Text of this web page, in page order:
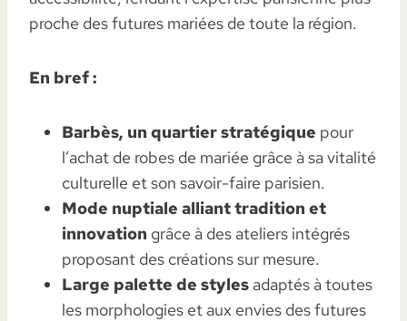
proche des futures mariées de toute la région.
En bref :
Barbès, un quartier stratégique pour
l’achat de robes de mariée grâce à sa vitalité
culturelle et son savoir-faire parisien.
Mode nuptiale alliant tradition et
innovation grâce à des ateliers intégrés
proposant des créations sur mesure.
Large palette de styles adaptés à toutes
les morphologies et aux envies des futures